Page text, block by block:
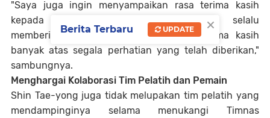
"Saya juga ingin menyampaikan rasa terima kasih
kepada seluruh pengurus PSSI yang selalu
memberikan bantuan dan dukungan. Terima kasih
banyak atas segala perhatian yang telah diberikan,"
sambungnya.
Menghargai Kolaborasi Tim Pelatih dan Pemain
Shin Tae-yong juga tidak melupakan tim pelatih yang
mendampinginya selama menukangi Timnas
×
Berita Terbaru UPDATE